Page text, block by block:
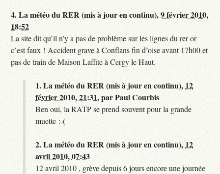
4.La météo du RER (mis à jour en continu),9 février 2010,
18:52
La site dit qu’il n’y a pas de problème sur les lignes du rer or
c’est faux ! Accident grave à Conflans fin d’oise avant 17h00 et
pas de train de Maison Laffite à Cergy le Haut.
1.La météo du RER (mis à jour en continu), 12
février 2010, 21:31,parPaul Courbis
Ben oui, la RATP se prend souvent pour la grande
muette :-(
2.La météo du RER (mis à jour en continu), 12
avril 2010, 07:43
12 avril 2010 , grève depuis 6 jours encore une journée